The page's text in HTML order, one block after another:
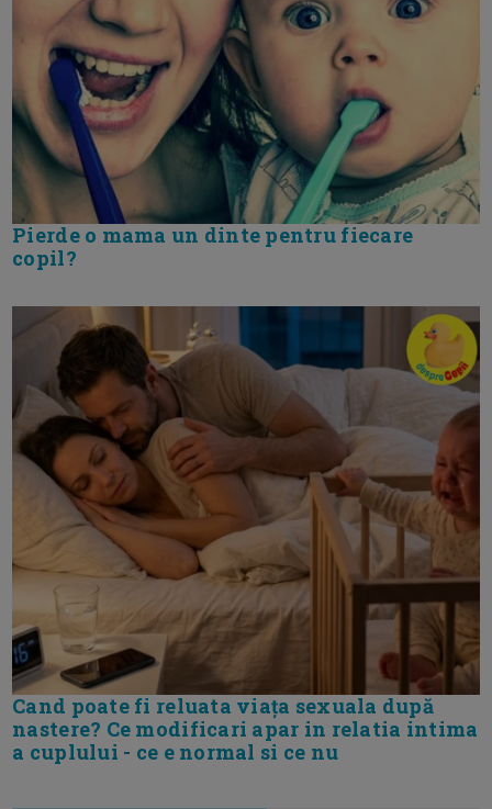
Pierde o mama un dinte pentru fiecare
copil?
Cand poate fi reluata viața sexuala după
nastere? Ce modificari apar in relatia intima
a cuplului - ce e normal si ce nu